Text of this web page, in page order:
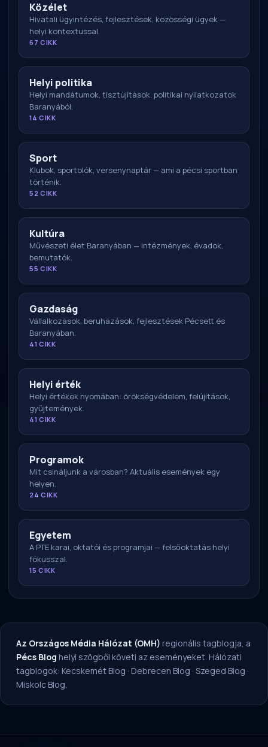
Közélet
Hivatali ügyintézés, fejlesztések, közösségi ügyek —
helyi kontextussal.
67 CIKK
Helyi politika
Helyi mandátumok, tisztújítások, politikai nyilatkozatok
Baranyából.
14 CIKK
Sport
Klubok, sportolók, versenynaptár — ami a pécsi sportban
történik.
52 CIKK
Kultúra
Művészeti élet Baranyában — intézmények, évadok,
bemutatók.
55 CIKK
Gazdaság
Vállalkozások, beruházások, fejlesztések Pécsett és
Baranyában.
41 CIKK
Helyi érték
Helyi értékek nyomában: örökségvédelem, felújítások,
gyűjtemények.
41 CIKK
Programok
Mit csináljunk a városban? Aktuális események egy
helyen.
24 CIKK
Egyetem
A PTE karai, oktatói és programjai — felsőoktatás helyi
fókusszal.
15 CIKK
Az Országos Média Hálózat (OMH) regionális tagblogja, a
Pécs Blog helyi szögből követi az eseményeket. Hálózati
tagblogok: Kecskemét Blog · Debrecen Blog · Szeged Blog ·
Miskolc Blog.